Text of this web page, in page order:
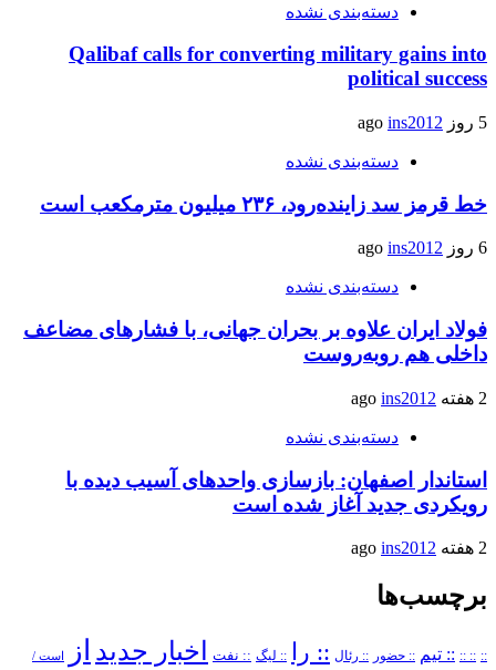
دسته‌بندی نشده
Qalibaf calls for converting military gains into
political success
5 روز ago ins2012
دسته‌بندی نشده
خط قرمز سد زاینده‌رود، ۲۳۶ میلیون مترمکعب است
6 روز ago ins2012
دسته‌بندی نشده
فولاد ایران علاوه بر بحران جهانی، با فشارهای مضاعف
داخلی هم روبه‌روست
2 هفته ago ins2012
دسته‌بندی نشده
استاندار اصفهان: بازسازی واحدهای آسیب دیده با
رویکردی جدید آغاز شده است
2 هفته ago ins2012
برچسب‌ها
::
:: :: :: تیم :: حضور :: رئال :: را :: لیگ :: نفت اخبار جدید از است /